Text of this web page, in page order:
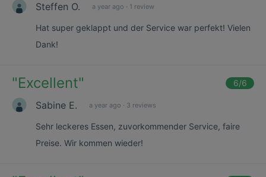
Steffen O. a year ago · 1 review
Hat super geklappt und der Service war perfekt! Vielen
Dank!
"Excellent" 6/6
Sabine E. a year ago · 3 reviews
Sehr leckeres Essen, zuvorkommender Service, faire
Preise. Wir kommen wieder!